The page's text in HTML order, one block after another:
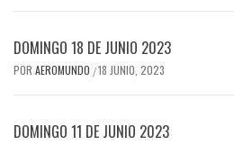
DOMINGO 18 DE JUNIO 2023
POR AEROMUNDO /18 JUNIO, 2023
DOMINGO 11 DE JUNIO 2023